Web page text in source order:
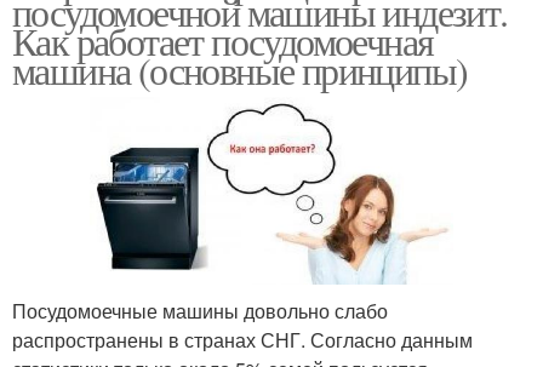
посудомоечной машины индезит.
Как работает посудомоечная
машина (основные принципы)
Посудомоечные машины довольно слабо
распространены в странах СНГ. Согласно данным